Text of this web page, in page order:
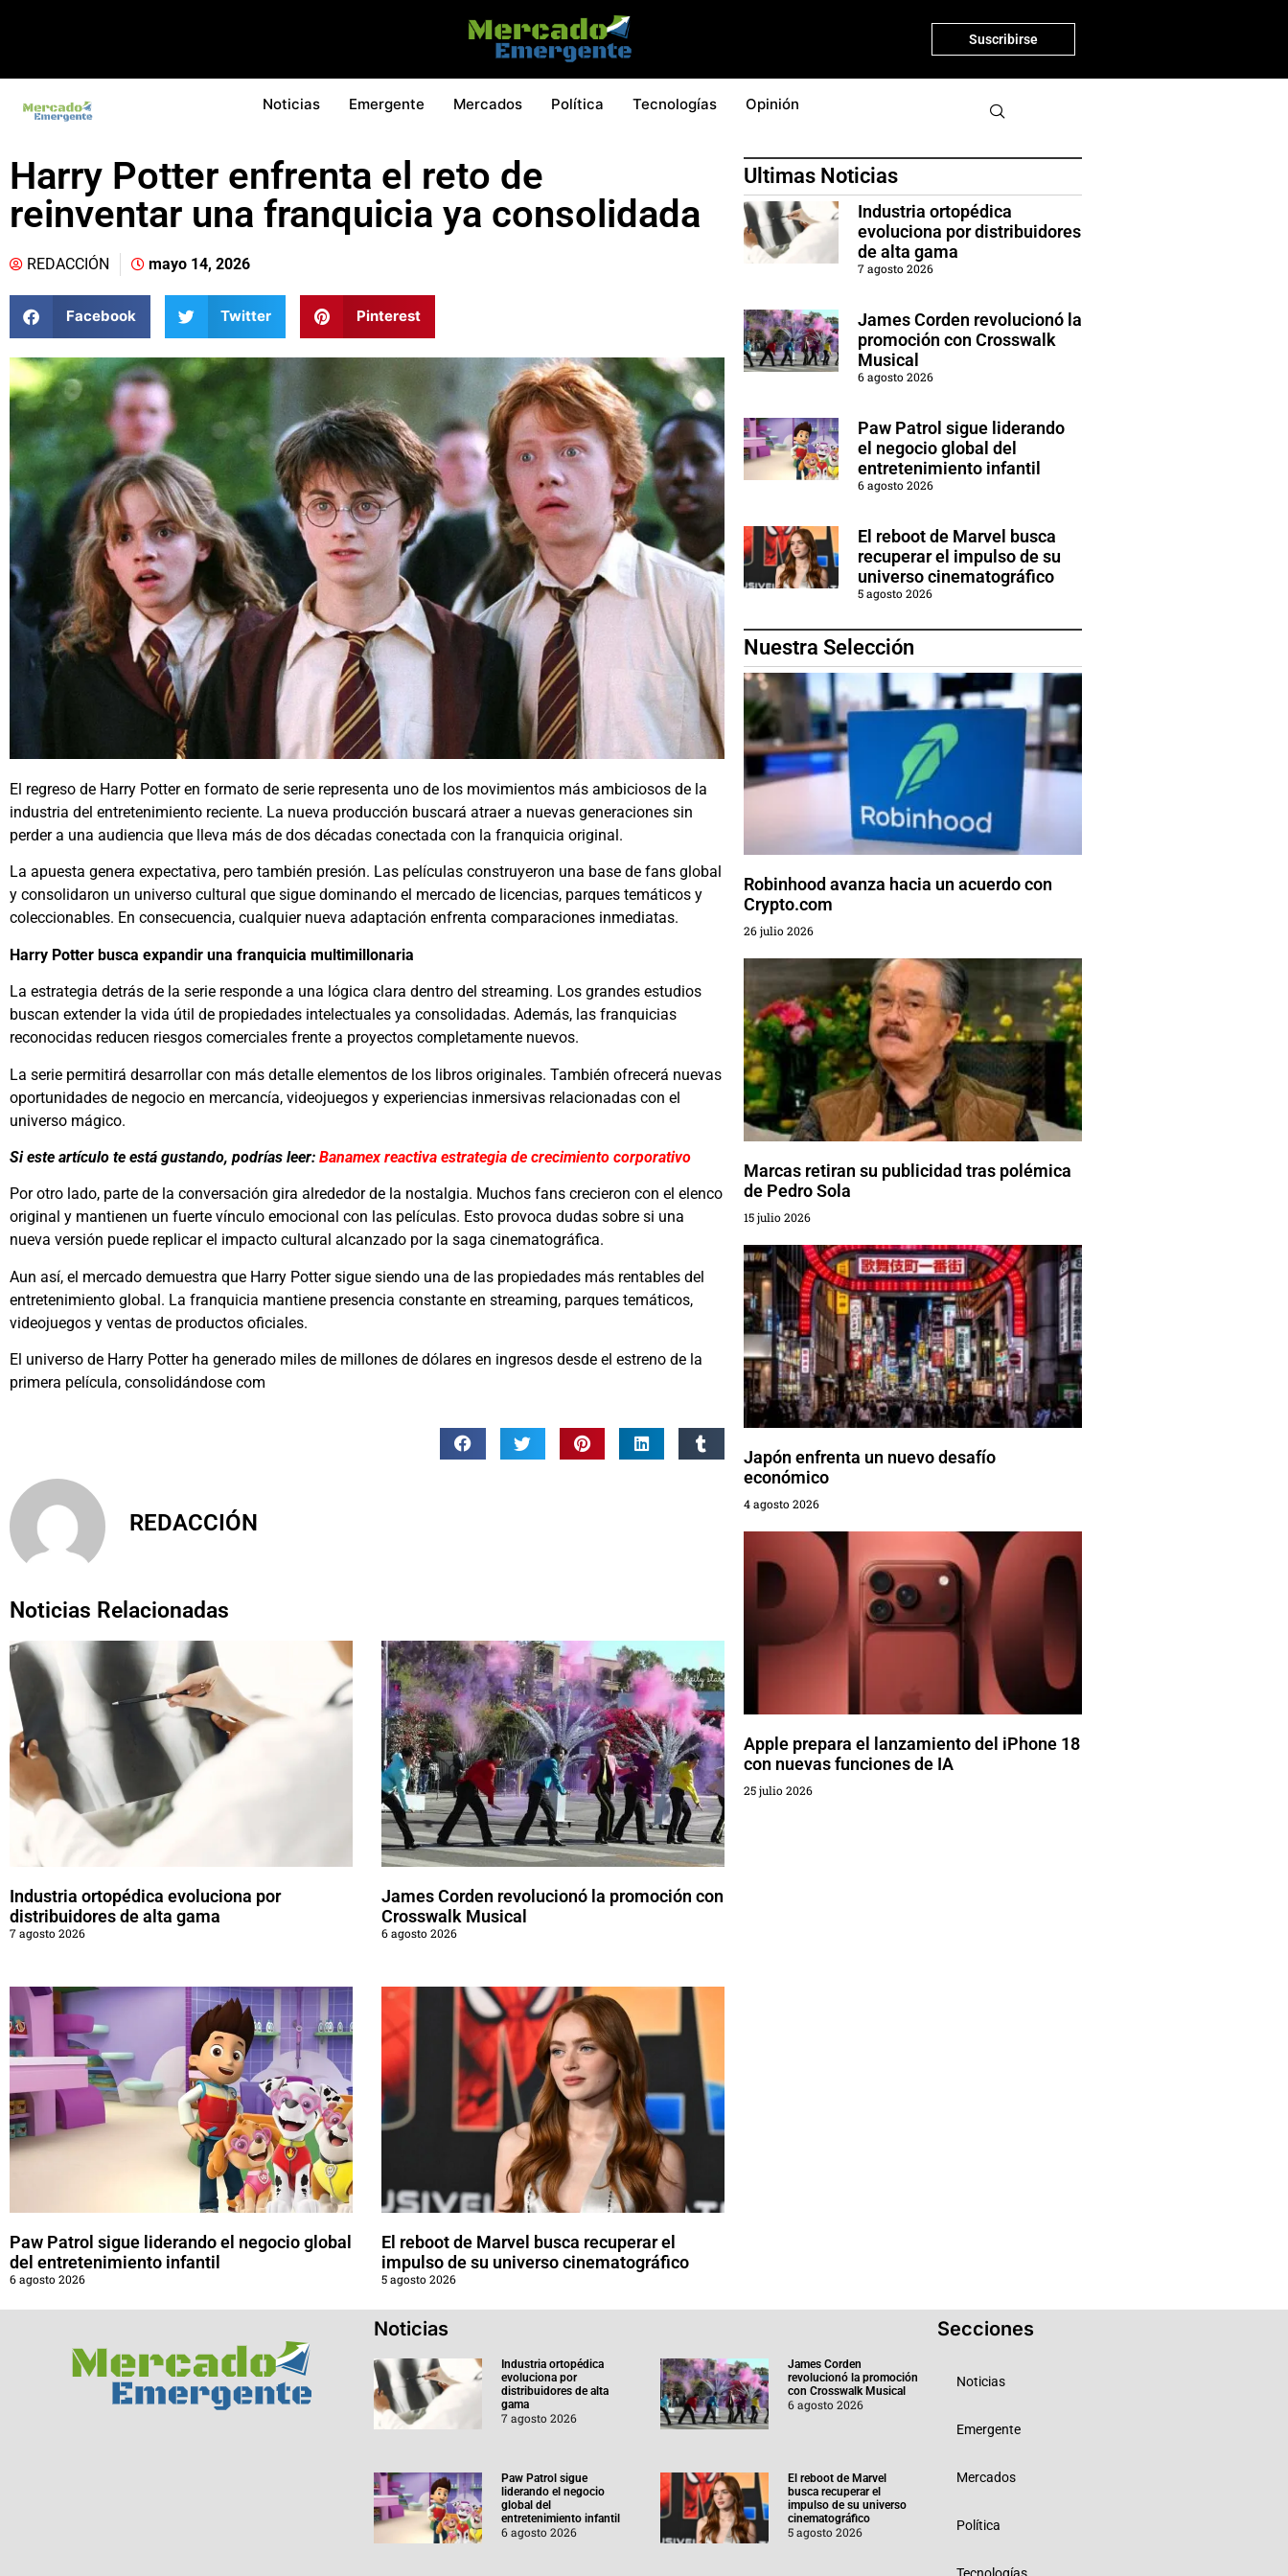
Suscribirse
Noticias Emergente Mercados Política Tecnologías Opinión
Harry Potter enfrenta el reto de
reinventar una franquicia ya consolidada
REDACCIÓN mayo 14, 2026
Facebook Twitter Pinterest
El regreso de Harry Potteren formato de serie representa uno de los movimientos más ambiciosos de la
industria del entretenimiento reciente. La nueva producción buscará atraer a nuevas generaciones sin
perder a una audiencia que lleva más de dos décadas conectada con la franquicia original.
La apuesta genera expectativa, pero también presión. Las películas construyeron una base de fans global
y consolidaron un universo cultural que sigue dominando el mercado de licencias, parques temáticos y
coleccionables. En consecuencia, cualquier nueva adaptación enfrenta comparaciones inmediatas.
Harry Potter busca expandir una franquicia multimillonaria
La estrategia detrás de la serie responde a una lógica clara dentro del streaming. Los grandes estudios
buscan extender la vida útil de propiedades intelectuales ya consolidadas. Además, las franquicias
reconocidas reducen riesgos comerciales frente a proyectos completamente nuevos.
La serie permitirá desarrollar con más detalle elementos de los libros originales. También ofrecerá nuevas
oportunidades de negocio en mercancía, videojuegos y experiencias inmersivas relacionadas con el
universo mágico.
Si este artículo te está gustando, podrías leer: Banamex reactiva estrategia de crecimiento corporativo
Por otro lado, parte de la conversación gira alrededor de la nostalgia. Muchos fans crecieron con el elenco
original y mantienen un fuerte vínculo emocional con las películas. Esto provoca dudas sobre si una
nueva versión puede replicar el impacto cultural alcanzado por la saga cinematográfica.
Aun así, el mercado demuestra que Harry Pottersigue siendo una de las propiedades más rentables del
entretenimiento global. La franquicia mantiene presencia constante en streaming, parques temáticos,
videojuegos y ventas de productos oficiales.
El universo de Harry Potter ha generado miles de millones de dólares en ingresos desde el estreno de la
primera película, consolidándose com
REDACCIÓN
Noticias Relacionadas
Industria ortopédica evoluciona por
distribuidores de alta gama
7 agosto 2026
James Corden revolucionó la promoción con
Crosswalk Musical
6 agosto 2026
Paw Patrol sigue liderando el negocio global
del entretenimiento infantil
6 agosto 2026
El reboot de Marvel busca recuperar el
impulso de su universo cinematográfico
5 agosto 2026
Ultimas Noticias
Industria ortopédica
evoluciona por distribuidores
de alta gama
7 agosto 2026
James Corden revolucionó la
promoción con Crosswalk
Musical
6 agosto 2026
Paw Patrol sigue liderando
el negocio global del
entretenimiento infantil
6 agosto 2026
El reboot de Marvel busca
recuperar el impulso de su
universo cinematográfico
5 agosto 2026
Nuestra Selección
Robinhood avanza hacia un acuerdo con
Crypto.com
26 julio 2026
Marcas retiran su publicidad tras polémica
de Pedro Sola
15 julio 2026
Japón enfrenta un nuevo desafío
económico
4 agosto 2026
Apple prepara el lanzamiento del iPhone 18
con nuevas funciones de IA
25 julio 2026
Noticias
Industria ortopédica
evoluciona por
distribuidores de alta
gama
7 agosto 2026
James Corden
revolucionó la promoción
con Crosswalk Musical
6 agosto 2026
Paw Patrol sigue
liderando el negocio
global del
entretenimiento infantil
6 agosto 2026
El reboot de Marvel
busca recuperar el
impulso de su universo
cinematográfico
5 agosto 2026
Secciones
Noticias
Emergente
Mercados
Política